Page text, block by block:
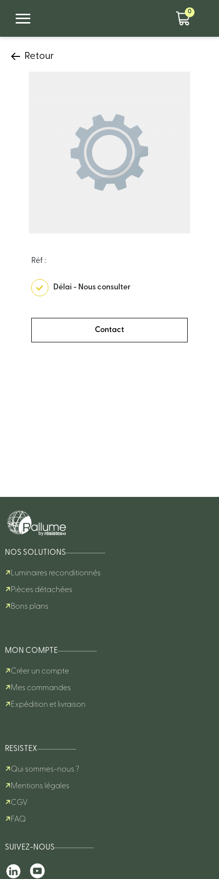
0
Retour
Réf :
Délai - Nous consulter
Contact
NOS SOLUTIONS
Luminaires reconditionnés
Pièces détachées
Bons plans
MON COMPTE
Créer un compte
Mes commandes
Expédition et livraison
RESISTEX
Qui sommes-nous ?
Mentions légales
CGV
FAQ
SUIVEZ-NOUS